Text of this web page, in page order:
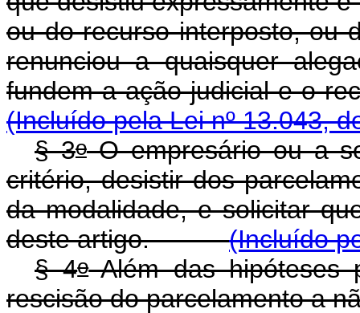
ou do recurso interposto, ou
renunciou a quaisquer
fundem a ação
(Incluído pela Lei nº 13.043,
§ 3oO empresário ou a
critério, desistir dos
da modalidade, e solicitar
deste artigo.(Incluído
§ 4oAlém das hipóteses
rescisão do parcelamento a